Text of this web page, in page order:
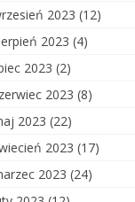
2023 (12)
2023 (4)
2023 (2)
2023 (8)
2023 (22)
2023 (17)
2023 (24)